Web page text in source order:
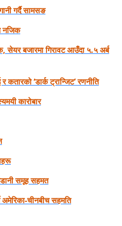
गर्दै सामसङ
नजिक
सेयर बजारमा गिरावट आउँदा ५.५ अर्ब
कतारको ‘डार्क ट्रान्जिट’ रणनीति
कारोबार
समूह सहमत
अमेरिका-चीनबीच सहमति